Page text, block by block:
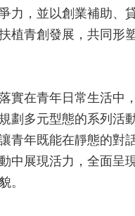
力，並以創業補助、
植青創發展，共同形
實在青年日常生活中
劃多元型態的系列活
青年既能在靜態的對
中展現活力，全面呈
。